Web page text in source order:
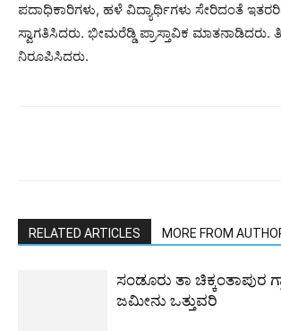
ಪದಾಧಿಕಾರಿಗಳು, ಹಳೆ ವಿದ್ಯಾರ್ಥಿಗಳು ಸೇರಿದಂತೆ
ಸ್ವಾಗತಿಸಿದರು. ಭೀಮರೆಡ್ಡಿ ಪ್ರಾಸ್ತಾವಿಕ ಮಾತನಾಡಿದರು.
ನಿರೂಪಿಸಿದರು.
RELATED ARTICLES MORE FROM
ಸಂಡೂರು ತಾ ಚಿಕ್ಕಂತಾಪುರ
ಜಮೀನು ಒತ್ತುವರಿ